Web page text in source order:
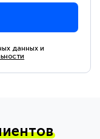
данных и